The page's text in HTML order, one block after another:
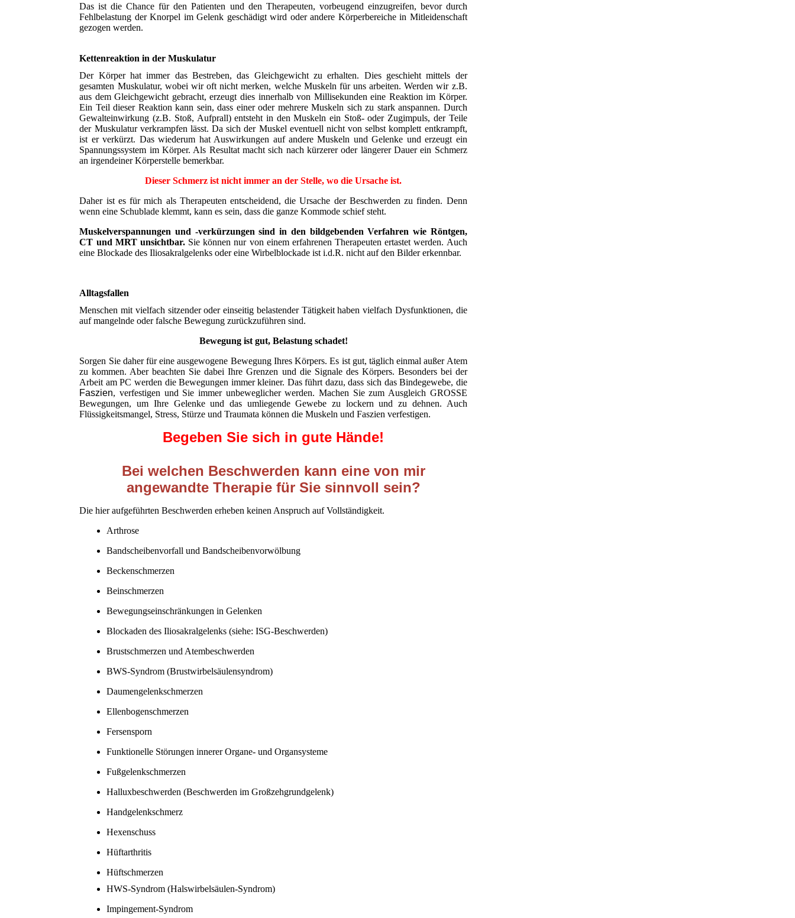
Das ist die Chance für den Patienten und den Therapeuten, vorbeugend einzugreifen, bevor durch
Fehlbelastung der Knorpel im Gelenk geschädigt wird oder andere Körperbereiche in Mitleidenschaft
gezogen werden.
Kettenreaktion in der Muskulatur
Der Körper hat immer das Bestreben, das Gleichgewicht zu erhalten. Dies geschieht mittels der
gesamten Muskulatur, wobei wir oft nicht merken, welche Muskeln für uns arbeiten. Werden wir z.B.
aus dem Gleichgewicht gebracht, erzeugt dies innerhalb von Millisekunden eine Reaktion im Körper.
Ein Teil dieser Reaktion kann sein, dass einer oder mehrere Muskeln sich zu stark anspannen. Durch
Gewalteinwirkung (z.B. Stoß, Aufprall) entsteht in den Muskeln ein Stoß- oder Zugimpuls, der Teile
der Muskulatur verkrampfen lässt. Da sich der Muskel eventuell nicht von selbst komplett entkrampft,
ist er verkürzt. Das wiederum hat Auswirkungen auf andere Muskeln und Gelenke und erzeugt ein
Spannungssystem im Körper. Als Resultat macht sich nach kürzerer oder längerer Dauer ein Schmerz
an irgendeiner Körperstelle bemerkbar.
Dieser Schmerz ist nicht immer an der Stelle, wo die Ursache ist.
Daher ist es für mich als Therapeuten entscheidend, die Ursache der Beschwerden zu finden. Denn
wenn eine Schublade klemmt, kann es sein, dass die ganze Kommode schief steht.
Muskelverspannungen und -verkürzungen sind in den bildgebenden Verfahren wie Röntgen,
CT und MRT unsichtbar.Sie können nur von einem erfahrenen Therapeuten ertastet werden. Auch
eine Blockade des Iliosakralgelenks oder eine Wirbelblockade ist i.d.R. nicht auf den Bilder erkennbar.
Alltagsfallen
Menschen mit vielfach sitzender oder einseitig belastender Tätigkeit haben vielfach Dysfunktionen, die
auf mangelnde oder falsche Bewegung zurückzuführen sind.
Bewegung ist gut, Belastung schadet!
Sorgen Sie daher für eine ausgewogene Bewegung Ihres Körpers. Es ist gut, täglich einmal außer Atem
zu kommen. Aber beachten Sie dabei Ihre Grenzen und die Signale des Körpers. Besonders bei der
Arbeit am PC werden die Bewegungen immer kleiner. Das führt dazu, dass sich das Bindegewebe, die
Faszien, verfestigen und Sie immer unbeweglicher werden. Machen Sie zum Ausgleich GROSSE
Bewegungen, um Ihre Gelenke und das umliegende Gewebe zu lockern und zu dehnen. Auch
Flüssigkeitsmangel, Stress, Stürze und Traumata können die Muskeln und Faszien verfestigen.
Begeben Sie sich in gute Hände!
Bei welchen Beschwerden kann eine von mir
angewandte Therapie für Sie sinnvoll sein?
Die hier aufgeführten Beschwerden erheben keinen Anspruch auf Vollständigkeit.
Arthrose
Bandscheibenvorfall und Bandscheibenvorwölbung
Beckenschmerzen
Beinschmerzen
Bewegungseinschränkungen in Gelenken
Blockaden des Iliosakralgelenks (siehe: ISG-Beschwerden)
Brustschmerzen und Atembeschwerden
BWS-Syndrom (Brustwirbelsäulensyndrom)
Daumengelenkschmerzen
Ellenbogenschmerzen
Fersensporn
Funktionelle Störungen innerer Organe- und Organsysteme
Fußgelenkschmerzen
Halluxbeschwerden (Beschwerden im Großzehgrundgelenk)
Handgelenkschmerz
Hexenschuss
Hüftarthritis
Hüftschmerzen
HWS-Syndrom (Halswirbelsäulen-Syndrom)
Impingement-Syndrom